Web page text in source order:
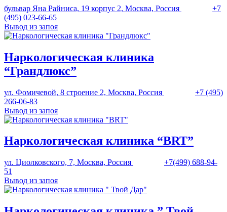
бульвар Яна Райниса, 19 корпус 2, Москва, Россия
+7
(495) 023-66-65
Вывод из запоя
Наркологическая клиника
“Грандлюкс”
ул. Фомичевой, 8 строение 2, Москва, Россия
+7 (495)
266-06-83
Вывод из запоя
Наркологическая клиника “BRT”
ул. Циолковского, 7, Москва, Россия
+7(499) 688-94-
51
Вывод из запоя